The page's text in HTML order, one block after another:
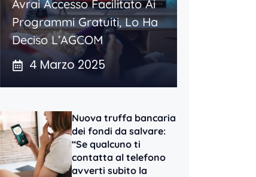
Avrai Accesso Facilitato Ai
Programmi Gratuiti, Lo Ha
Deciso L’AGCOM
4 Marzo 2025
Nuova truffa bancaria
dei fondi da salvare:
“Se qualcuno ti
contatta al telefono
avverti subito la